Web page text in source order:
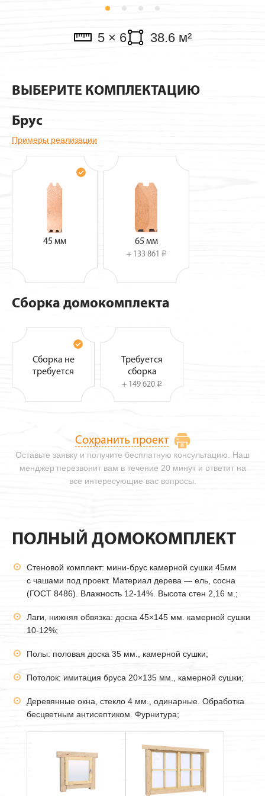
5 × 6 38.6 м²
ВЫБЕРИТЕ КОМПЛЕКТАЦИЮ
Брус
Примеры реализации
45 мм 65 мм
+ 133 861 i
Сборка домокомплекта
Сборка не
требуется
Требуется
сборка
+ 149 620 i
Оставьте заявку и получите бесплатную консультацию. Наш
менджер перезвонит вам в течение 20 минут и ответит на
все интересующие вас вопросы.
Сохранить проект
ПОЛНЫЙ ДОМОКОМПЛЕКТ
Стеновой комплект: мини-брус камерной сушки 45мм
с чашами под проект. Материал дерева — ель, сосна
(ГОСТ 8486). Влажность 12-14%. Высота стен 2,16 м.;
Лаги, нижняя обвязка: доска 45×145 мм. камерной сушки
10-12%;
Полы: половая доска 35 мм., камерной сушки;
Потолок: имитация бруса 20×135 мм., камерной сушки;
Деревянные окна, стекло 4 мм., одинарные. Обработка
бесцветным антисептиком. Фурнитура;